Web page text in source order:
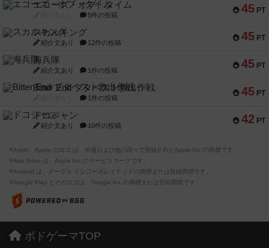
45 PT
エコーズ・オブ・タイム
8件の投稿
45 PT
スカルキング
紹介文あり 12件の投稿
45 PT
海兵隊
紹介文あり 1件の投稿
45 PT
Bitter End ブタペスト救出作戦
1件の投稿
42 PT
ドコジャン
紹介文あり 10件の投稿
※Apple、Apple のロゴ は、米国および他の国々で登録されたApple Inc.の商標です。
※App Store は、Apple Inc.のサービスマークです。
※Android は、グーグル インコーポレイテッドの商標または登録商標です。
※Google Play とそのロゴは、Google Inc.の商標または登録商標です。
ボドゲーマTOP